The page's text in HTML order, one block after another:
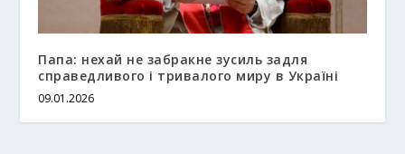
Папа: нехай не забракне зусиль задля
справедливого і тривалого миру в Україні
09.01.2026